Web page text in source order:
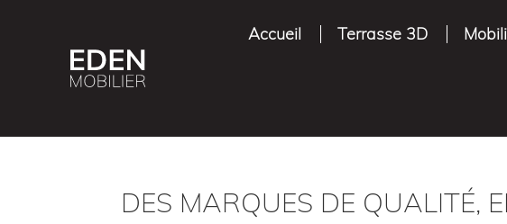
Accueil Terrasse 3D
DES MARQUES DE QUALITÉ,